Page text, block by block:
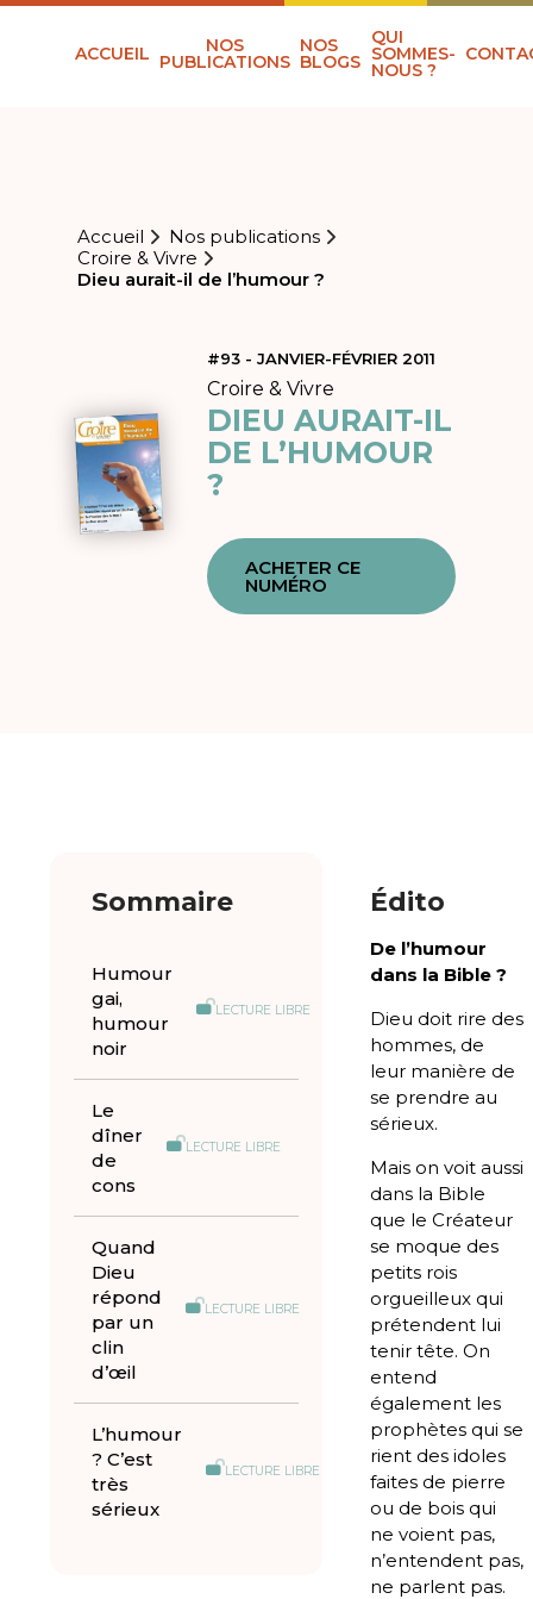
ACCUEIL NOS
PUBLICATIONS
NOS
BLOGS
QUI
SOMMES-
NOUS ?
Accueil
Nos publications
Croire & Vivre
Dieu aurait-il de l’humour ?
#93 - JANVIER-FÉVRIER 2011
Croire & Vivre
DIEU AURAIT-IL
DE L’HUMOUR
?
ACHETER CE
NUMÉRO
Sommaire
Humour
gai,
humour
noir
LECTURE LIBRE
Le
dîner
de
cons
LECTURE LIBRE
Quand
Dieu
répond
par un
clin
d’œil
LECTURE LIBRE
L’humour
? C’est
très
sérieux
LECTURE LIBRE
Édito
De l’humour
dans la Bible ?
Dieu doit rire des
hommes, de
leur manière de
se prendre au
sérieux.
Mais on voit aussi
dans la Bible
que le Créateur
se moque des
petits rois
orgueilleux qui
prétendent lui
tenir tête. On
entend
également les
prophètes qui se
rient des idoles
faites de pierre
ou de bois qui
ne voient pas,
n’entendent pas,
ne parlent pas.